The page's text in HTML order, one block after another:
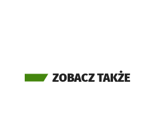
ZOBACZ TAKŻE